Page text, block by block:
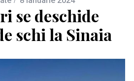
se deschide
schi la Sinaia